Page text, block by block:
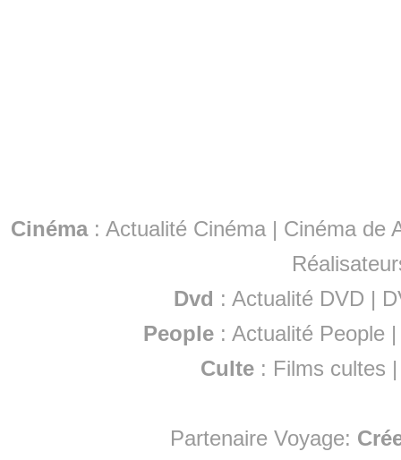
Cinéma: Actualité Cinéma | Cinéma de
Dvd : Actualité DVD |
People :Actualité People
Culte : Films cultes
Partenaire Voyage: